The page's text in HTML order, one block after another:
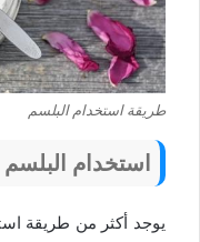
طريقة استخدام البلسم
استخدام
يوجد أكثر من طريقة